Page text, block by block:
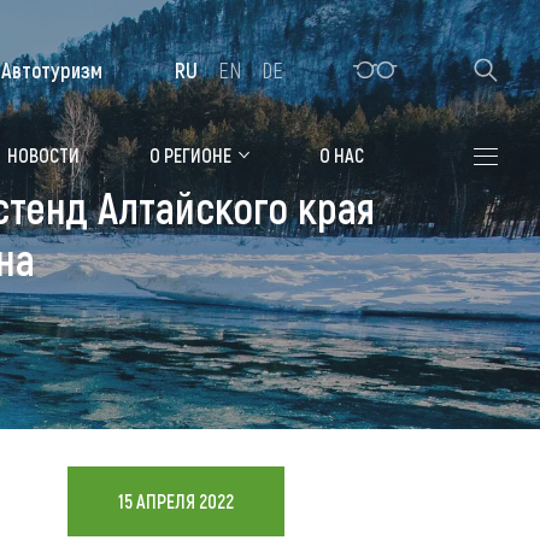
Алтайская зимовка
Где остановиться
Санатории
Гостиницы, отели
Коттеджи, базы
Сельские усадьбы
Мотели, придорожные отели
НОВОСТИ О РЕГИОНЕ О НАС
Автотуризм RU EN DE
Алтайского края
15 АПРЕЛЯ 2022